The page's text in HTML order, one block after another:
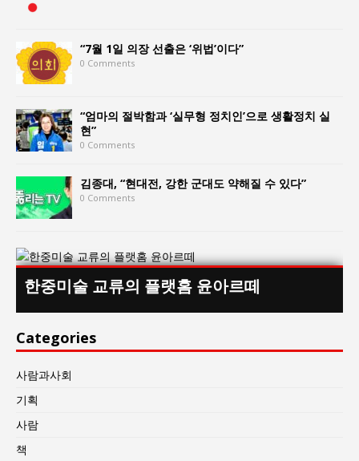
“7월 1일 의장 선출은 ‘위법’이다”
0 Comments
“엄마의 절박함과 ‘실무형 정치인’으로 생활정치 실
현”
0 Comments
김종대, “현대전, 강한 군대도 약해질 수 있다”
0 Comments
한중미술 교류의 플랫홈 윤아르떼
Categories
사람과사회
기획
사람
책